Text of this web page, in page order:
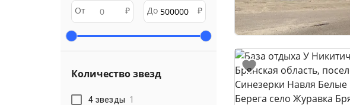
От ₽ До ₽
Количество звезд
4 звезды 1